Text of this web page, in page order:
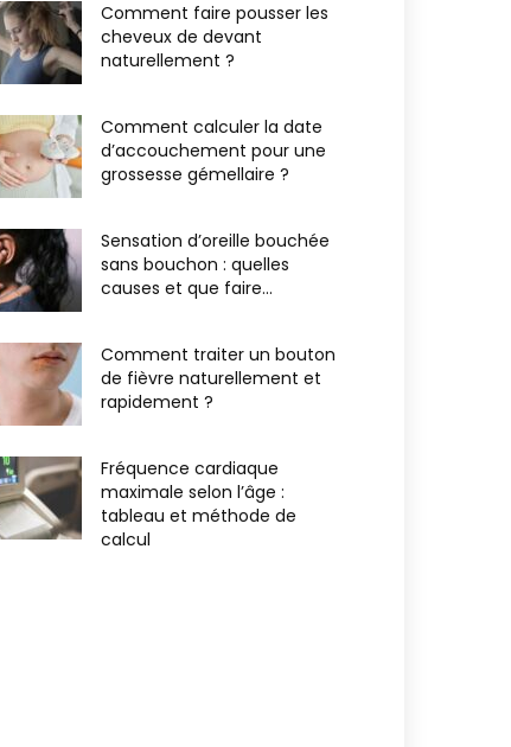
Comment faire pousser les
cheveux de devant
naturellement ?
Comment calculer la date
d’accouchement pour une
grossesse gémellaire ?
Sensation d’oreille bouchée
sans bouchon : quelles
causes et que faire...
Comment traiter un bouton
de fièvre naturellement et
rapidement ?
Fréquence cardiaque
maximale selon l’âge :
tableau et méthode de
calcul